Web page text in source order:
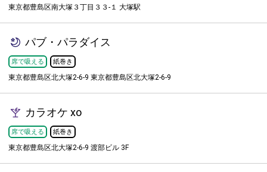
東京都豊島区南大塚３丁目３３-１ 大塚駅
パブ・パラダイス
席で吸える 紙巻き
東京都豊島区北大塚2-6-9 東京都豊島区北大塚2-6-9
カラオケ xo
席で吸える 紙巻き
東京都豊島区北大塚2-6-9 渡部ビル 3F